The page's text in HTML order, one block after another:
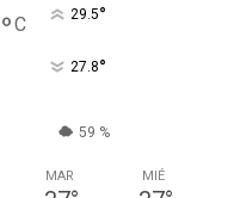
°C 29.5°
27.8°
59 %
MAR MIÉ